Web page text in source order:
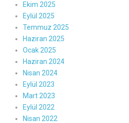
Ekim 2025
Eylül 2025
Temmuz 2025
Haziran 2025
Ocak 2025
Haziran 2024
Nisan 2024
Eylül 2023
Mart 2023
Eylül 2022
Nisan 2022